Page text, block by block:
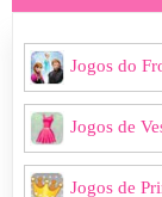
Jogos do
Jogos de
Jogos de